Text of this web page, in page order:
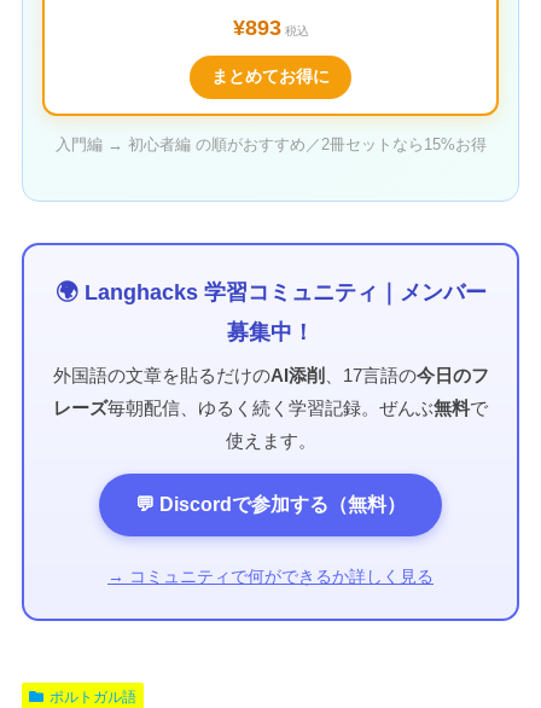
¥893税込
まとめてお得に
入門編 → 初心者編 の順がおすすめ／2冊セットなら15%お得
🌍 Langhacks 学習コミュニティ｜メンバー
募集中！
外国語の文章を貼るだけのAI添削 、17言語の今日のフ
レーズ毎朝配信、ゆるく続く学習記録。ぜんぶ無料で
使えます。
💬 Discordで参加する（無料）
→ コミュニティで何ができるか詳しく見る
ポルトガル語